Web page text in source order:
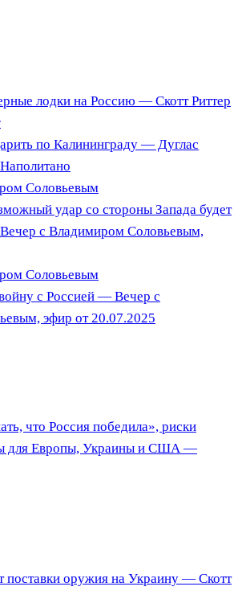
лодки на Россию — Скотт Риттер
по Калининграду — Дуглас
удар со стороны Запада будет
с Владимиром Соловьевым,
с Россией — Вечер с
эфир от 20.07.2025
что Россия победила», риски
для Европы, Украины и США —
оружия на Украину — Скотт